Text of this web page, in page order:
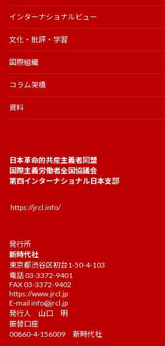
インターナショナルビュー
文化・批評・学習
国際組織
コラム架橋
資料
日本革命的共産主義者同盟
国際主義労働者全国協議会
第四インターナショナル日本支部
https://jrcl.info/
発行所
新時代社
東京都渋谷区初台1-50-4-103
電話 03-3372-9401
FAX 03-3372-9402
https://www.jrcl.jp
E-mail info@jrcl.jp
発行人 山口 明
振替口座
00860-4-156009 新時代社